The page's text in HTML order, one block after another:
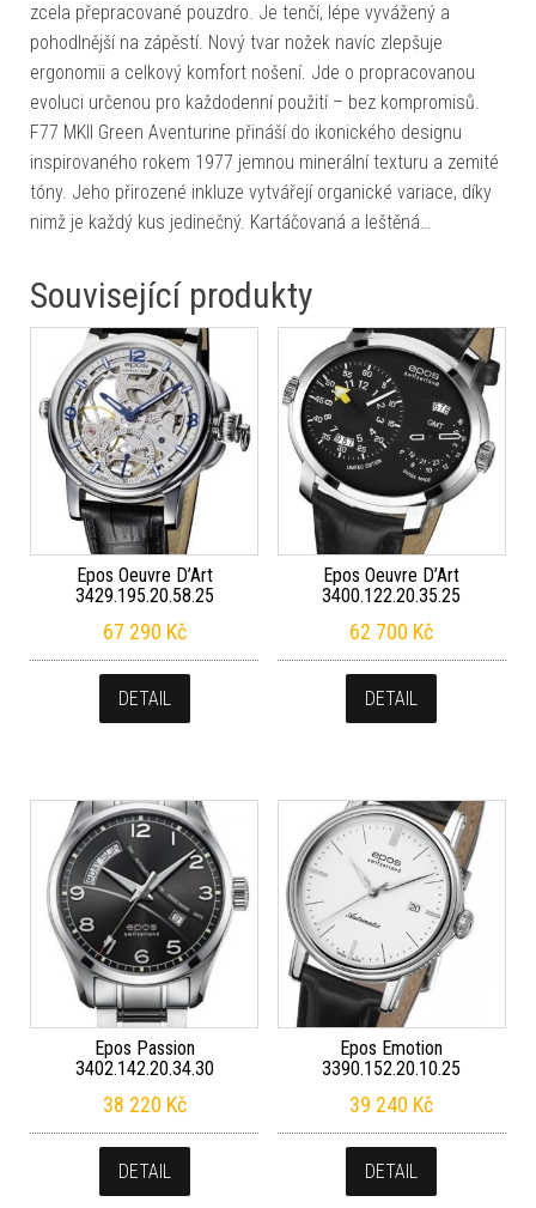
zcela přepracované pouzdro. Je tenčí, lépe vyvážený a
pohodlnější na zápěstí. Nový tvar nožek navíc zlepšuje
ergonomii a celkový komfort nošení. Jde o propracovanou
evoluci určenou pro každodenní použití – bez kompromisů.
F77 MKII Green Aventurine přináší do ikonického designu
inspirovaného rokem 1977 jemnou minerální texturu a zemité
tóny. Jeho přirozené inkluze vytvářejí organické variace, díky
nimž je každý kus jedinečný. Kartáčovaná a leštěná…
Související produkty
Epos Oeuvre D’Art
3429.195.20.58.25
67 290 Kč
DETAIL
Epos Oeuvre D’Art
3400.122.20.35.25
62 700 Kč
DETAIL
Epos Passion
3402.142.20.34.30
38 220 Kč
DETAIL
Epos Emotion
3390.152.20.10.25
39 240 Kč
DETAIL